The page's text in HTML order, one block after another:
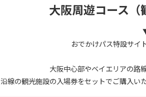
大阪周遊コース（
おでかけパス特設サイ
大阪中心部やベイエリアの路
沿線の観光施設の入場券をセットでご購入い